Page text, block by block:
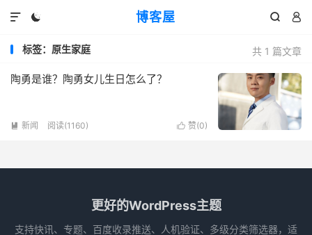
博客屋
  

共 1 篇文章
标签：原生家庭
陶勇是谁？陶勇女儿生日怎么了？
 赞(0)
 新闻 阅读(1160)
更好的WordPress主题
支持快讯、专题、百度收录推送、人机验证、多级分类筛选器，适